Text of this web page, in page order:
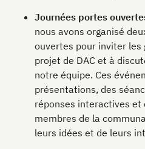
Journées portes
nous avons organisé
ouvertes pour inviter les
projet de DAC et à
notre équipe. Ces
présentations, des
réponses interactives et
membres de la
leurs idées et de leurs